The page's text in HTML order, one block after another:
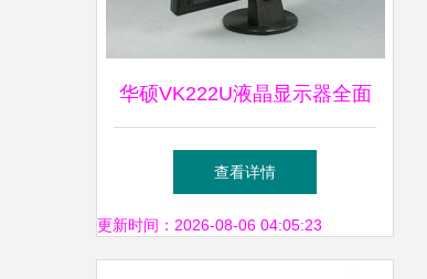
华硕VK222U液晶显示器全面
解析 IT168图赏与LCD技术细
节
查看详情
更新时间：2026-08-06 04:05:23